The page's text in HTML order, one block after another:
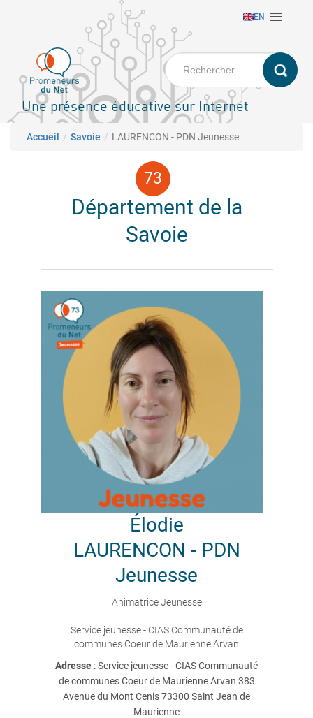
principal
EN 
Une présence éducative sur Internet
Fil d'Ariane
Accueil Savoie LAURENCON - PDN Jeunesse
Département de la
Savoie
Élodie
LAURENCON - PDN
Jeunesse
Animatrice Jeunesse
Service jeunesse - CIAS Communauté de
communes Coeur de Maurienne Arvan
Adresse : Service jeunesse - CIAS Communauté
de communes Coeur de Maurienne Arvan 383
Avenue du Mont Cenis 73300 Saint Jean de
Maurienne